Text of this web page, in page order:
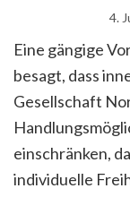
4.
Eine gängige
besagt, dass
Gesellschaft
einschränken,
individuelle